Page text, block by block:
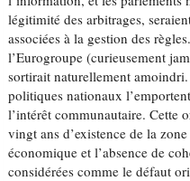
légitimité des arbitrages,
associées à la gestion des
l’Eurogroupe (curieusement
sortirait naturellement
politiques nationaux
l’intérêt communautaire. Cette
vingt ans d’existence de la
économique et l’absence de
considérées comme le défaut